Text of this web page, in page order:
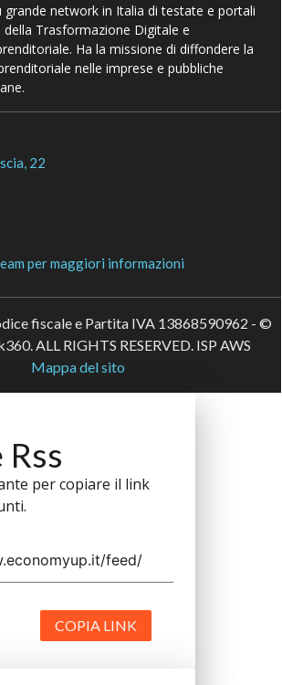
grande network in Italia di testate e portali
Trasformazione Digitale e
Ha la missione di diffondere la
nelle imprese e pubbliche
22
per maggiori informazioni
fiscale e Partita IVA 13868590962 - ©
ALL RIGHTS RESERVED. ISP AWS
Mappa del sito
Rss
per copiare il link
COPIA LINK